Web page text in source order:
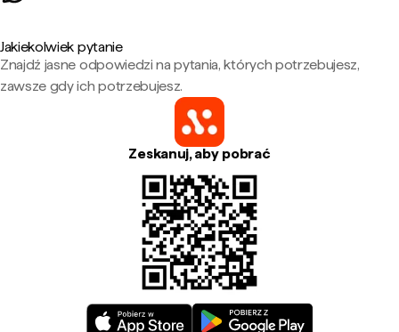
Jakiekolwiek pytanie
Znajdź jasne odpowiedzi na pytania, których potrzebujesz,
zawsze gdy ich potrzebujesz.
Zeskanuj, aby pobrać